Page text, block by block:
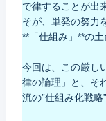
で律することが出
そが、単発の努力
**「仕組み」**の土
今回は、この厳し
律の論理」と、そ
流の”仕組み化戦略